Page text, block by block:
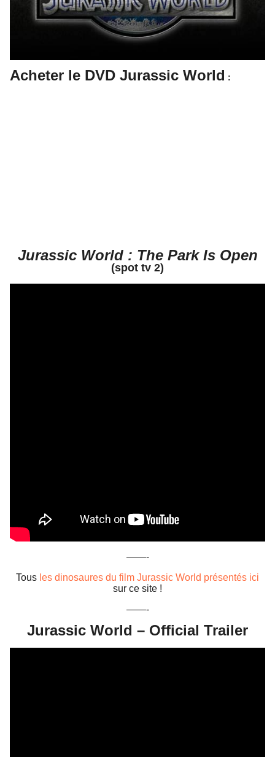
Acheter le DVD Jurassic World :
Jurassic World : The Park Is Open
(spot tv 2)
——-
Tous les dinosaures du film Jurassic World présentés ici
sur ce site !
——-
Jurassic World – Official Trailer